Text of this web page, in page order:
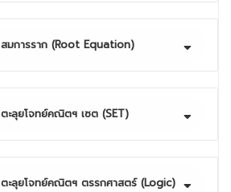
สมการราก (Root Equation)
ตะลุยโจทย์คณิตฯ เซต (SET)
ตะลุยโจทย์คณิตฯ ตรรกศาสตร์ (Logic)